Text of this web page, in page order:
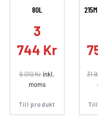
80L
3
744 Kr
6 010Krinkl.
moms
Till produkt
31